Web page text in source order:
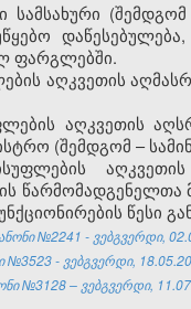
სამსახური
ფარგლებში.
აღკვეთის
აღკვეთის
(შემდგომ –
წარმომადგენელთა
წესი
№2241 - ვებგვერდი,
№3523 - ვებგვერდი,
№3128 – ვებგვერდი,